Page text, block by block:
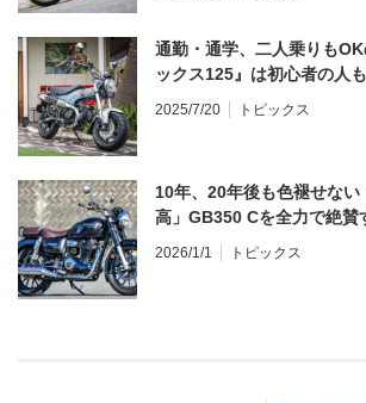
通勤・通学、二人乗りも
ックス125』は初心者の人
2025/7/20 トピックス
10年、20年後も色褪せな
高」GB350 Cを全力で絶賛
2026/1/1 トピックス